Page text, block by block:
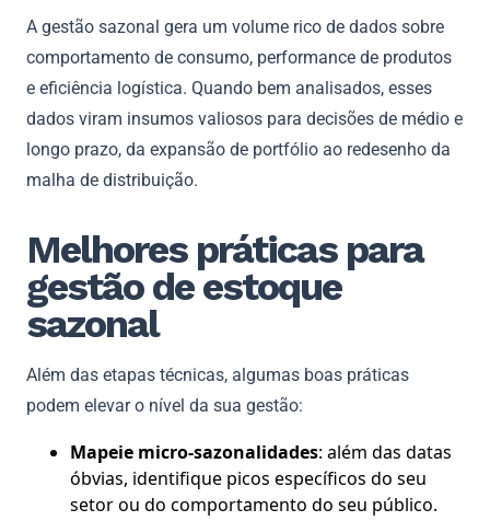
A gestão sazonal gera um volume rico de dados sobre
comportamento de consumo, performance de produtos
e eficiência logística. Quando bem analisados, esses
dados viram insumos valiosos para decisões de médio e
longo prazo, da expansão de portfólio ao redesenho da
malha de distribuição.
Melhores práticas para
gestão de estoque
sazonal
Além das etapas técnicas, algumas boas práticas
podem elevar o nível da sua gestão:
Mapeie micro-sazonalidades: além das datas
óbvias, identifique picos específicos do seu
setor ou do comportamento do seu público.